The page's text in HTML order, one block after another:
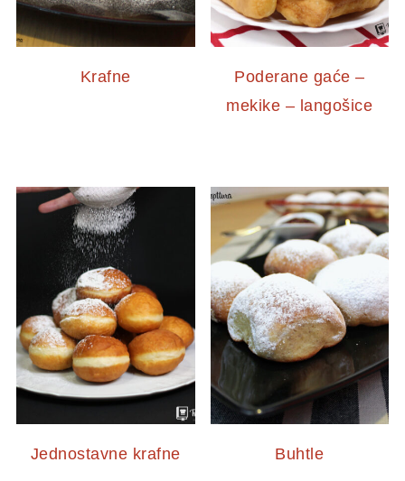
Krafne
Poderane gaće –
mekike – langošice
Jednostavne krafne Buhtle